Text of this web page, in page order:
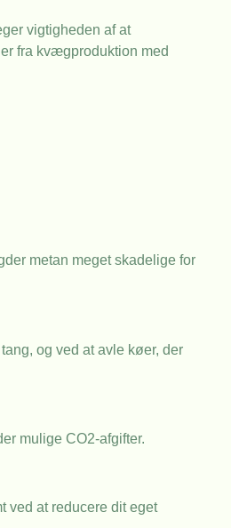
vigtigheden af at
fra kvægproduktion med
metan meget skadelige for
og ved at avle køer, der
mulige CO2-afgifter.
ved at reducere dit eget